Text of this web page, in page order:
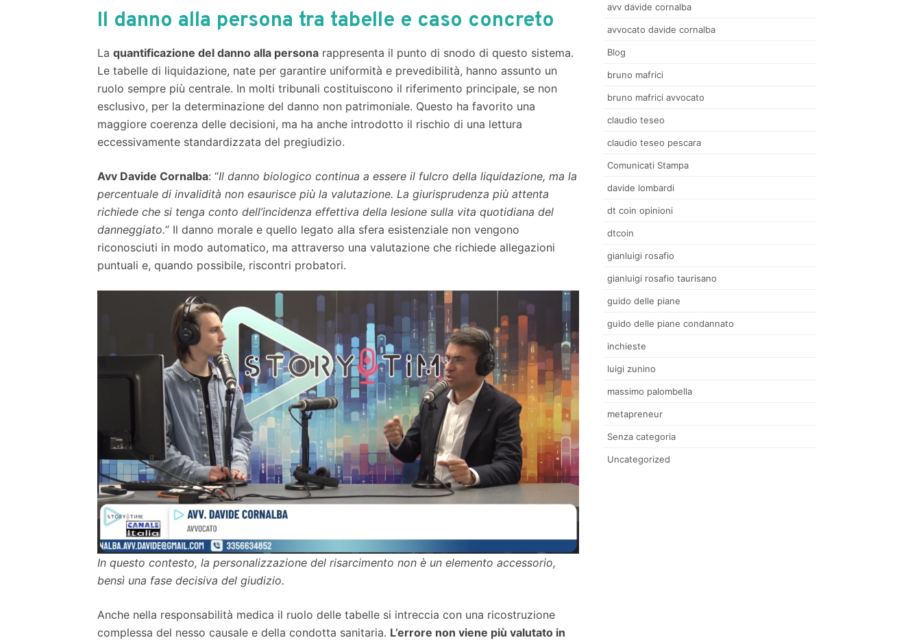
Il danno alla persona tra tabelle e caso concreto
La quantificazione del danno alla persona rappresenta il punto di snodo di questo sistema.
Le tabelle di liquidazione, nate per garantire uniformità e prevedibilità, hanno assunto un
ruolo sempre più centrale. In molti tribunali costituiscono il riferimento principale, se non
esclusivo, per la determinazione del danno non patrimoniale. Questo ha favorito una
maggiore coerenza delle decisioni, ma ha anche introdotto il rischio di una lettura
eccessivamente standardizzata del pregiudizio.
Avv Davide Cornalba: “Il danno biologico continua a essere il fulcro della liquidazione, ma la
percentuale di invalidità non esaurisce più la valutazione. La giurisprudenza più attenta
richiede che si tenga conto dell’incidenza effettiva della lesione sulla vita quotidiana del
danneggiato.” Il danno morale e quello legato alla sfera esistenziale non vengono
riconosciuti in modo automatico, ma attraverso una valutazione che richiede allegazioni
puntuali e, quando possibile, riscontri probatori.
In questo contesto, la personalizzazione del risarcimento non è un elemento accessorio,
bensì una fase decisiva del giudizio.
Anche nella responsabilità medica il ruolo delle tabelle si intreccia con una ricostruzione
complessa del nesso causale e della condotta sanitaria. L’errore non viene più valutato in
avv davide cornalba
avvocato davide cornalba
Blog
bruno mafrici
bruno mafrici avvocato
claudio teseo
claudio teseo pescara
Comunicati Stampa
davide lombardi
dt coin opinioni
dtcoin
gianluigi rosafio
gianluigi rosafio taurisano
guido delle piane
guido delle piane condannato
inchieste
luigi zunino
massimo palombella
metapreneur
Senza categoria
Uncategorized